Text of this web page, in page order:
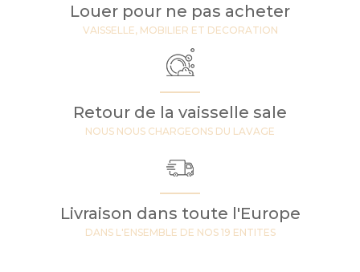
Louer pour ne pas acheter
VAISSELLE, MOBILIER ET DECORATION
Retour de la vaisselle sale
NOUS NOUS CHARGEONS DU LAVAGE
Livraison dans toute l'Europe
DANS L'ENSEMBLE DE NOS 19 ENTITES